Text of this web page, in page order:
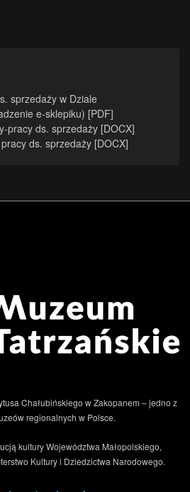
sprzedaży w Dziale
e-sklepiku) [PDF]
pracy ds. sprzedaży [DOCX]
ds. sprzedaży [DOCX]
Chałubińskiego w Zakopanem – jedno z
regionalnych w Polsce.
kultury Województwa Małopolskiego,
Kultury i Dziedzictwa Narodowego.
.